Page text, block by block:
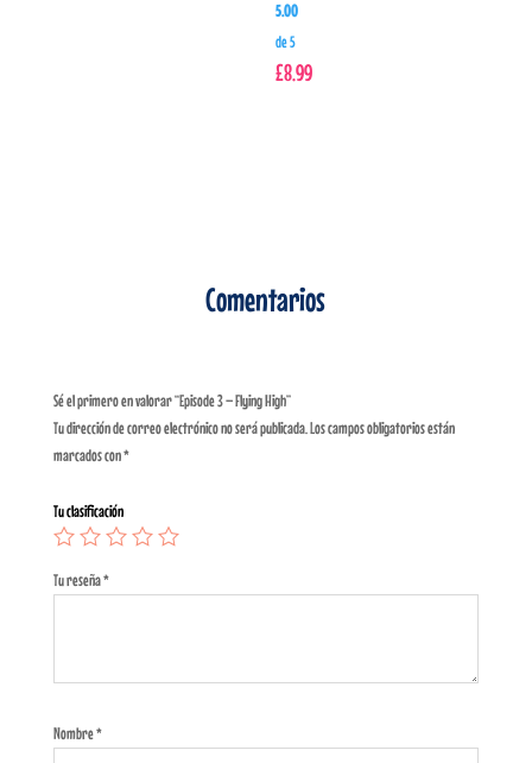
5.00
de 5
£8.99
Comentarios
Sé el primero en valorar “Episode 3 – Flying High”
Tu dirección de correo electrónico no será publicada.Los campos obligatorios están
marcados con*
Tu clasificación
Tu reseña*
Nombre*